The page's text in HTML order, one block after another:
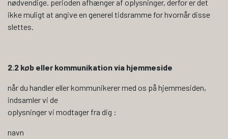
nødvendige. perioden afhænger af oplysninger, derfor er det
ikke muligt at angive en generel tidsramme for hvornår disse
slettes.
2.2 køb eller kommunikation via hjemmeside
når du handler eller kommunikerer med os på hjemmesiden,
indsamler vi de
oplysninger vi modtager fra dig :
navn